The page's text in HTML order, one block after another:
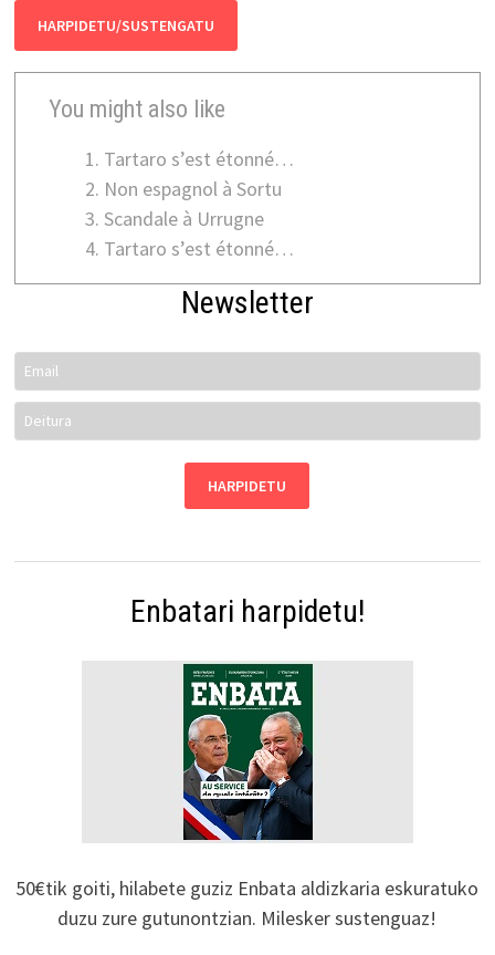
HARPIDETU/SUSTENGATU
You might also like
Tartaro s’est étonné…
Non espagnol à Sortu
Scandale à Urrugne
Tartaro s’est étonné…
Newsletter
Enbatari harpidetu!
50€tik goiti, hilabete guziz Enbata aldizkaria eskuratuko
duzu zure gutunontzian. Milesker sustenguaz!